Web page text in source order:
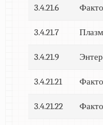
3.4.21.6
3.4.21.7
3.4.21.9
3.4.21.21
3.4.21.22